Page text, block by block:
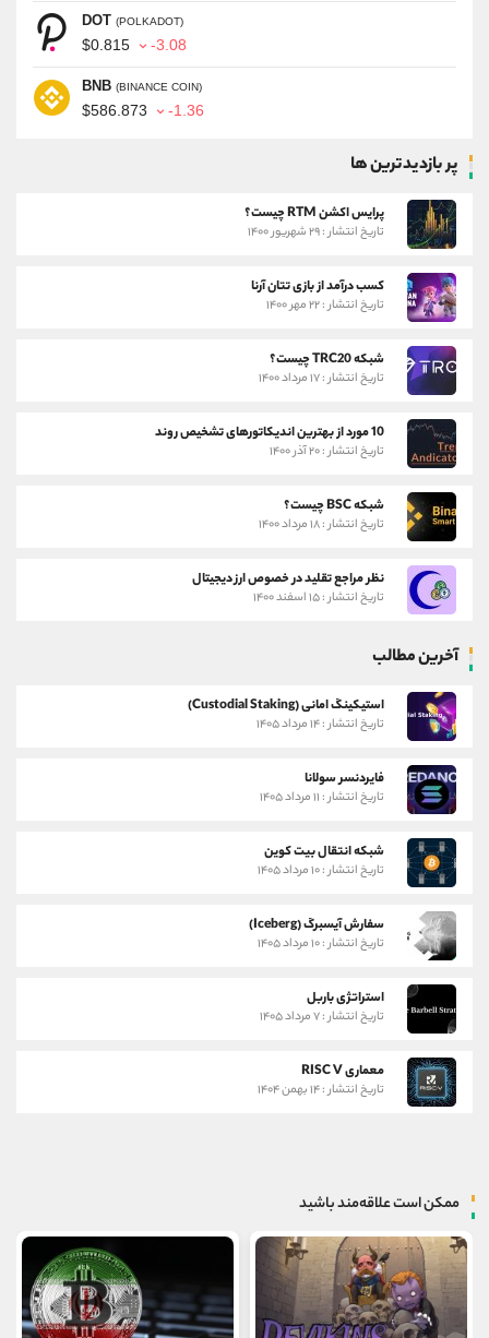
DOT (POLKADOT)
$0.815 -3.08
BNB (BINANCE COIN)
$586.873 -1.36
پر بازدیدترین ها
پرایس اکشن RTM چیست؟
تاریخ انتشار : ۲۹ شهریور ۱۴۰۰
کسب درآمد از بازی تتان آرنا
تاریخ انتشار : ۲۲ مهر ۱۴۰۰
شبکه TRC20 چیست؟
تاریخ انتشار : ۱۷ مرداد ۱۴۰۰
10 مورد از بهترین اندیکاتورهای تشخیص روند
تاریخ انتشار : ۲۰ آذر ۱۴۰۰
شبکه BSC چیست؟
تاریخ انتشار : ۱۸ مرداد ۱۴۰۰
نظر مراجع تقلید در خصوص ارز دیجیتال
تاریخ انتشار : ۱۵ اسفند ۱۴۰۰
آخرین مطالب
استیکینگ امانی (Custodial Staking)
تاریخ انتشار : ۱۴ مرداد ۱۴۰۵
فایردنسر سولانا
تاریخ انتشار : ۱۱ مرداد ۱۴۰۵
شبکه انتقال بیت کوین
تاریخ انتشار : ۱۰ مرداد ۱۴۰۵
سفارش آیسبرگ (Iceberg)
تاریخ انتشار : ۱۰ مرداد ۱۴۰۵
استراتژی باربل
تاریخ انتشار : ۷ مرداد ۱۴۰۵
معماری RISC V
تاریخ انتشار : ۱۴ بهمن ۱۴۰۴
ممکن است علاقه‌مند باشید